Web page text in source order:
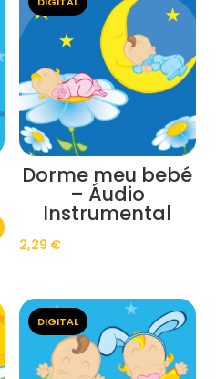
Dorme meu bebé
– Áudio
Instrumental
2,29 €
DIGITAL